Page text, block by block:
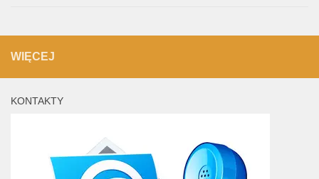
WIĘCEJ
KONTAKTY